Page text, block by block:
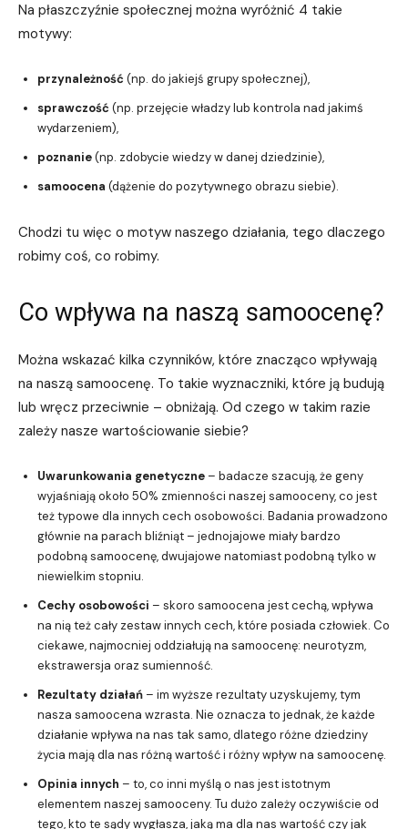
Na płaszczyźnie społecznej można wyróżnić 4 takie
motywy:
przynależność (np. do jakiejś grupy społecznej),
sprawczość (np. przejęcie władzy lub kontrola nad jakimś
wydarzeniem),
poznanie(np. zdobycie wiedzy w danej dziedzinie),
samoocena (dążenie do pozytywnego obrazu siebie).
Chodzi tu więc o motyw naszego działania, tego dlaczego
robimy coś, co robimy.
Co wpływa na naszą samoocenę?
Można wskazać kilka czynników, które znacząco wpływają
na naszą samoocenę. To takie wyznaczniki, które ją budują
lub wręcz przeciwnie – obniżają. Od czego w takim razie
zależy nasze wartościowanie siebie?
Uwarunkowania genetyczne – badacze szacują, że geny
wyjaśniają około 50% zmienności naszej samooceny, co jest
też typowe dla innych cech osobowości. Badania prowadzono
głównie na parach bliźniąt – jednojajowe miały bardzo
podobną samoocenę, dwujajowe natomiast podobną tylko w
niewielkim stopniu.
Cechy osobowości – skoro samoocena jest cechą, wpływa
na nią też cały zestaw innych cech, które posiada człowiek. Co
ciekawe, najmocniej oddziałują na samoocenę: neurotyzm,
ekstrawersja oraz sumienność.
Rezultaty działań – im wyższe rezultaty uzyskujemy, tym
nasza samoocena wzrasta. Nie oznacza to jednak, że każde
działanie wpływa na nas tak samo, dlatego różne dziedziny
życia mają dla nas różną wartość i różny wpływ na samoocenę.
Opinia innych – to, co inni myślą o nas jest istotnym
elementem naszej samooceny. Tu dużo zależy oczywiście od
tego, kto te sądy wygłasza, jaką ma dla nas wartość czy jak